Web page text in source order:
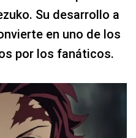
Su desarrollo a
en uno de los
por los fanáticos.